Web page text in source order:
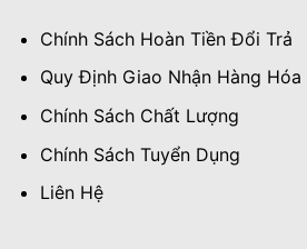
Chính Sách Hoàn Tiền Đổi Trả
Quy Định Giao Nhận Hàng Hóa
Chính Sách Chất Lượng
Chính Sách Tuyển Dụng
Liên Hệ